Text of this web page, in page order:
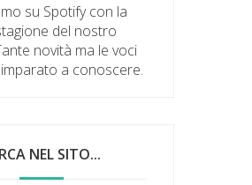
su Spotify con la
del nostro
novità ma le voci
a conoscere.
NEL SITO...